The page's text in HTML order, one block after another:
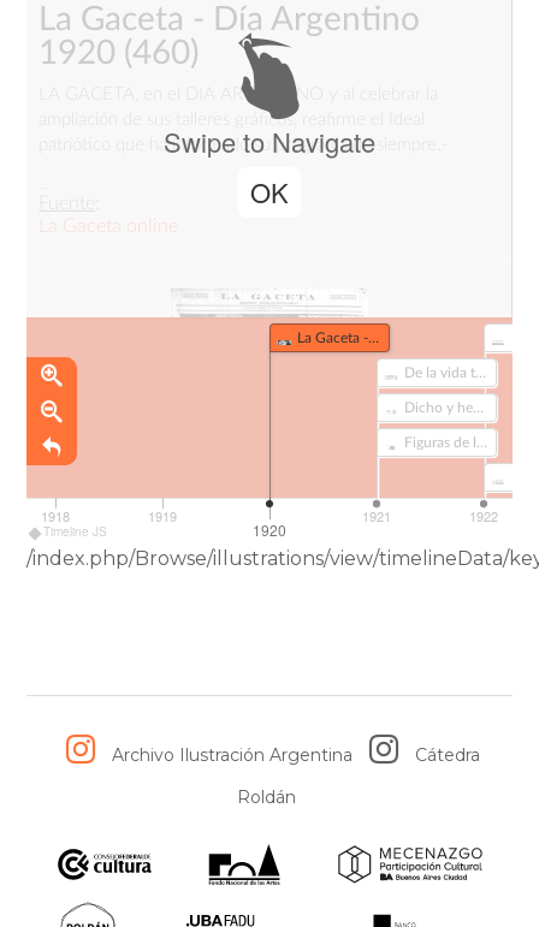
La Gaceta - Día Argentino
1920 (460)
LA GACETA, en el DIA ARGENTINO y al celebrar la
ampliación de sus talleres gráficos, reafirme el Ideal
patriótico que ha informado su programa de siempre.-
La Gaceta online
Swipe to Navigate
OK
Timeline JS
La Gaceta - Día Argentino 1920 (460)
1920
1918 1919 1921 1922
/index.php/Browse/illustrations/view/timelineData/
Archivo Ilustración Argentina
Cátedra
Roldán